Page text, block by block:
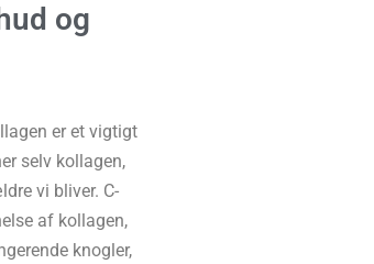
og
er et vigtigt
selv kollagen,
vi bliver. C-
af kollagen,
knogler,